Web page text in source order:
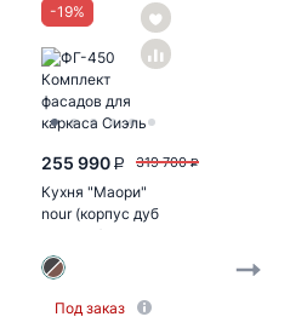
-19%
255 990 P 319 700 P
Кухня "Маори"
nour (корпус дуб
Под заказ